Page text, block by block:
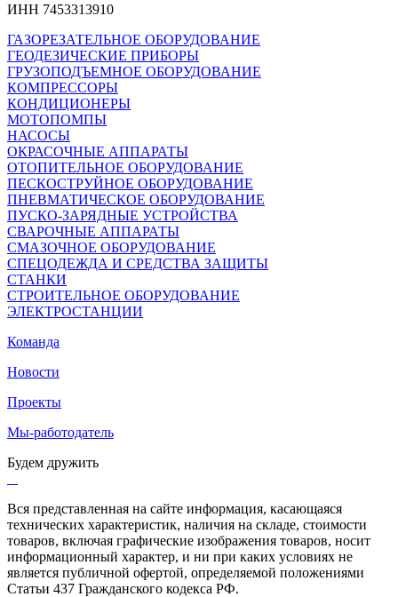
ИНН 7453313910
ГАЗОРЕЗАТЕЛЬНОЕ ОБОРУДОВАНИЕ
ГЕОДЕЗИЧЕСКИЕ ПРИБОРЫ
ГРУЗОПОДЪЕМНОЕ ОБОРУДОВАНИЕ
КОМПРЕССОРЫ
КОНДИЦИОНЕРЫ
МОТОПОМПЫ
НАСОСЫ
ОКРАСОЧНЫЕ АППАРАТЫ
ОТОПИТЕЛЬНОЕ ОБОРУДОВАНИЕ
ПЕСКОСТРУЙНОЕ ОБОРУДОВАНИЕ
ПНЕВМАТИЧЕСКОЕ ОБОРУДОВАНИЕ
ПУСКО-ЗАРЯДНЫЕ УСТРОЙСТВА
СВАРОЧНЫЕ АППАРАТЫ
СМАЗОЧНОЕ ОБОРУДОВАНИЕ
СПЕЦОДЕЖДА И СРЕДСТВА ЗАЩИТЫ
СТАНКИ
СТРОИТЕЛЬНОЕ ОБОРУДОВАНИЕ
ЭЛЕКТРОСТАНЦИИ
Команда
Новости
Проекты
Мы-работодатель
Будем дружить
Вся представленная на сайте информация, касающаяся
технических характеристик, наличия на складе, стоимости
товаров, включая графические изображения товаров, носит
информационный характер, и ни при каких условиях не
является публичной офертой, определяемой положениями
Статьи 437 Гражданского кодекса РФ.